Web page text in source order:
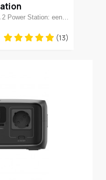
2 Power Station: een…
(13)